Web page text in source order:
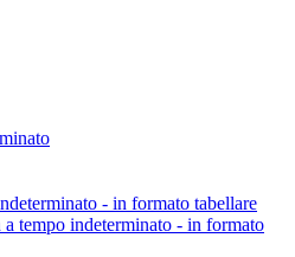
- in formato tabellare
a tempo indeterminato - in formato